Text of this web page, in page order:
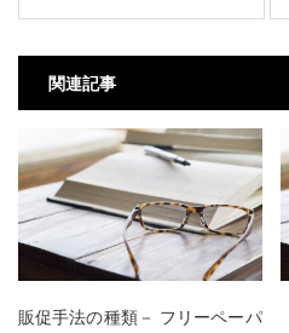
関連記事
販促手法の種類－ フリーペーパ